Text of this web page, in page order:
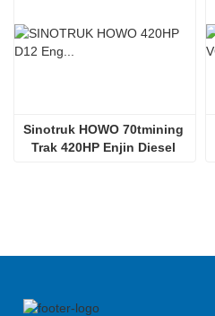
Sinotruk HOWO 70tmining
Trak 420HP Enjin Diesel